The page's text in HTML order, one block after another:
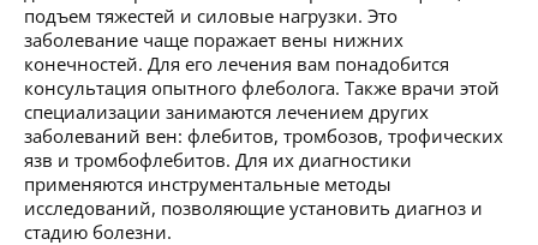
подъем тяжестей и силовые нагрузки. Это
заболевание чаще поражает вены нижних
конечностей. Для его лечения вам понадобится
консультация опытного флеболога. Также врачи этой
специализации занимаются лечением других
заболеваний вен: флебитов, тромбозов, трофических
язв и тромбофлебитов. Для их диагностики
применяются инструментальные методы
исследований, позволяющие установить диагноз и
стадию болезни.